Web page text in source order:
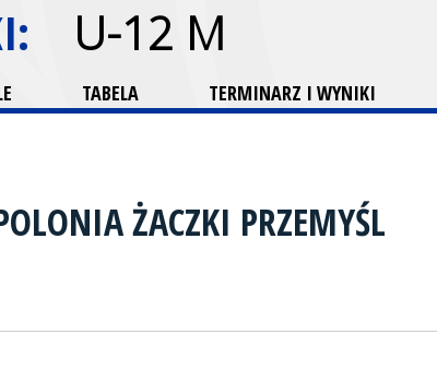
U-12 M
TABELA TERMINARZ I WYNIKI
ŻACZKI PRZEMYŚL